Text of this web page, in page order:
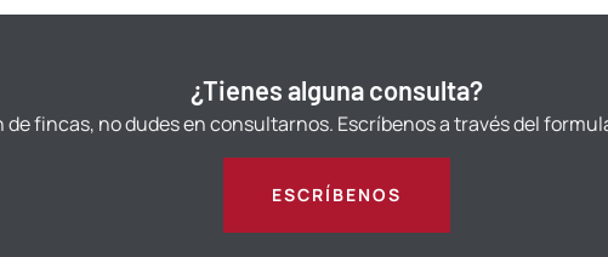
¿Tienes alguna consulta?
fincas, no dudes en consultarnos. Escríbenos a través del
ESCRÍBENOS